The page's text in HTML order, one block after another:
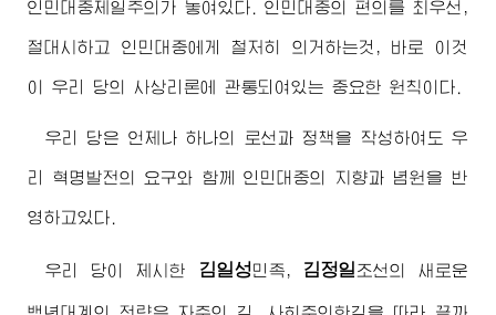
인민대중제일주의가 놓여있다. 인민대중의 편의를 최우선,
절대시하고 인민대중에게 철저히 의거하는것, 바로 이것
이 우리 당의 사상리론에 관통되여있는 중요한 원칙이다.
우리 당은 언제나 하나의 로선과 정책을 작성하여도 우
리 혁명발전의 요구와 함께 인민대중의 지향과 념원을 반
영하고있다.
우리 당이 제시한 김일성민족, 김정일 조선의 새로운